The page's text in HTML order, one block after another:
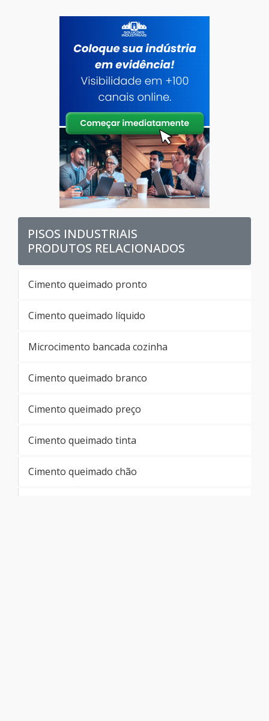
PISOS INDUSTRIAIS
PRODUTOS RELACIONADOS
Cimento queimado pronto
Cimento queimado líquido
Microcimento bancada cozinha
Cimento queimado branco
Cimento queimado preço
Cimento queimado tinta
Cimento queimado chão